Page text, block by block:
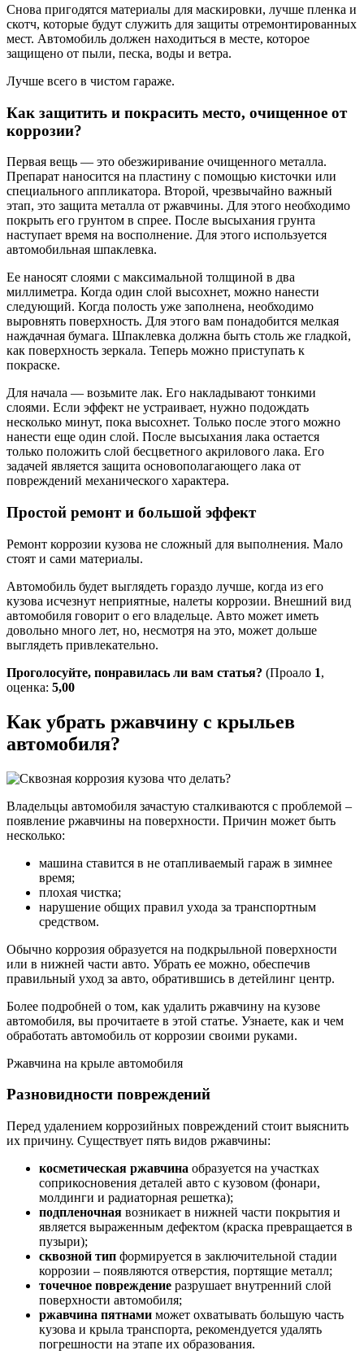
Снова пригодятся материалы для маскировки, лучше пленка и
скотч, которые будут служить для защиты отремонтированных
мест. Автомобиль должен находиться в месте, которое
защищено от пыли, песка, воды и ветра.
Лучше всего в чистом гараже.
Как защитить и покрасить место, очищенное от
коррозии?
Первая вещь — это обезжиривание очищенного металла.
Препарат наносится на пластину с помощью кисточки или
специального аппликатора. Второй, чрезвычайно важный
этап, это защита металла от ржавчины. Для этого необходимо
покрыть его грунтом в спрее. После высыхания грунта
наступает время на восполнение. Для этого используется
автомобильная шпаклевка.
Ее наносят слоями с максимальной толщиной в два
миллиметра. Когда один слой высохнет, можно нанести
следующий. Когда полость уже заполнена, необходимо
выровнять поверхность. Для этого вам понадобится мелкая
наждачная бумага. Шпаклевка должна быть столь же гладкой,
как поверхность зеркала. Теперь можно приступать к
покраске.
Для начала — возьмите лак. Его накладывают тонкими
слоями. Если эффект не устраивает, нужно подождать
несколько минут, пока высохнет. Только после этого можно
нанести еще один слой. После высыхания лака остается
только положить слой бесцветного акрилового лака. Его
задачей является защита основополагающего лака от
повреждений механического характера.
Простой ремонт и большой эффект
Ремонт коррозии кузова не сложный для выполнения. Мало
стоят и сами материалы.
Автомобиль будет выглядеть гораздо лучше, когда из его
кузова исчезнут неприятные, налеты коррозии. Внешний вид
автомобиля говорит о его владельце. Авто может иметь
довольно много лет, но, несмотря на это, может дольше
выглядеть привлекательно.
Проголосуйте, понравилась ли вам статья? (Проало 1,
оценка: 5,00
Как убрать ржавчину с крыльев
автомобиля?
Владельцы автомобиля зачастую сталкиваются с проблемой –
появление ржавчины на поверхности. Причин может быть
несколько:
машина ставится в не отапливаемый гараж в зимнее
время;
плохая чистка;
нарушение общих правил ухода за транспортным
средством.
Обычно коррозия образуется на подкрыльной поверхности
или в нижней части авто. Убрать ее можно, обеспечив
правильный уход за авто, обратившись в детейлинг центр.
Более подробней о том, как удалить ржавчину на кузове
автомобиля, вы прочитаете в этой статье. Узнаете, как и чем
обработать автомобиль от коррозии своими руками.
Ржавчина на крыле автомобиля
Разновидности повреждений
Перед удалением коррозийных повреждений стоит выяснить
их причину. Существует пять видов ржавчины:
косметическая ржавчина образуется на участках
соприкосновения деталей авто с кузовом (фонари,
молдинги и радиаторная решетка);
подпленочная возникает в нижней части покрытия и
является выраженным дефектом (краска превращается в
пузыри);
сквозной тип формируется в заключительной стадии
коррозии – появляются отверстия, портящие металл;
точечное повреждение разрушает внутренний слой
поверхности автомобиля;
ржавчина пятнами может охватывать большую часть
кузова и крыла транспорта, рекомендуется удалять
погрешности на этапе их образования.